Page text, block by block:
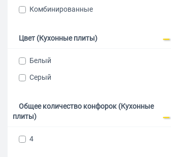
Лысьва
Комбинированные
Цвет (Кухонные плиты)
Белый
Серый
Общее количество конфорок (Кухонные
плиты)
4